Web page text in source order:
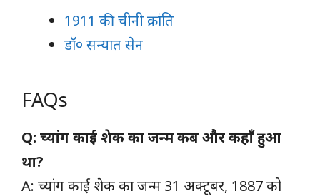
1911 की चीनी क्रांति
डॉ० सन्यात सेन
FAQs
Q: च्यांग काई शेक का जन्म कब और कहाँ हुआ
था?
A: च्यांग काई शेक का जन्म 31 अक्टूबर, 1887 को